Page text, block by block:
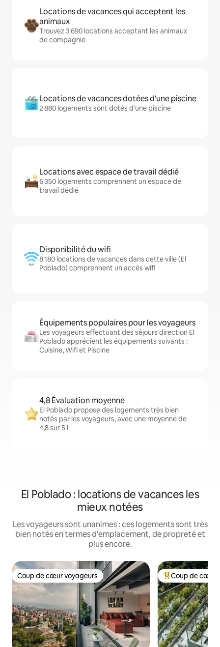
Locations de vacances qui acceptent les
animaux
Trouvez 3 690 locations acceptant les animaux
de compagnie
Locations de vacances dotées d'une piscine
2 880 logements sont dotés d'une piscine
Locations avec espace de travail dédié
6 350 logements comprennent un espace de
travail dédié
Disponibilité du wifi
8 180 locations de vacances dans cette ville (El
Poblado) comprennent un accès wifi
Équipements populaires pour les voyageurs
Les voyageurs effectuant des séjours direction El
Poblado apprécient les équipements suivants :
Cuisine, Wifi et Piscine
4,8 Évaluation moyenne
El Poblado propose des logements très bien
notés par les voyageurs, avec une moyenne de
4,8 sur 5 !
El Poblado : locations de vacances les
mieux notées
Les voyageurs sont unanimes : ces logements sont très
bien notés en termes d'emplacement, de propreté et
plus encore.
Coup de cœur voyageurs
Coup de cœur voyageurs Coups de cœur
Coup de cœur